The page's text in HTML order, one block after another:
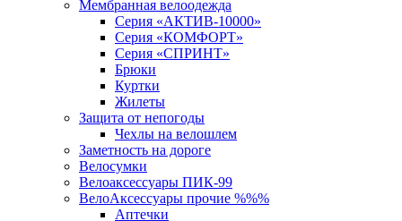
Мембранная велоодежда
Серия «АКТИВ-10000»
Серия «КОМФОРТ»
Серия «СПРИНТ»
Брюки
Куртки
Жилеты
Защита от непогоды
Чехлы на велошлем
Заметность на дороге
Велосумки
Велоаксессуары ПИК-99
ВелоАксессуары прочие %%%
Аптечки